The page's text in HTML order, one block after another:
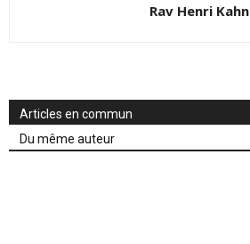
Rav Henri Kahn
Articles en commun
Du même auteur